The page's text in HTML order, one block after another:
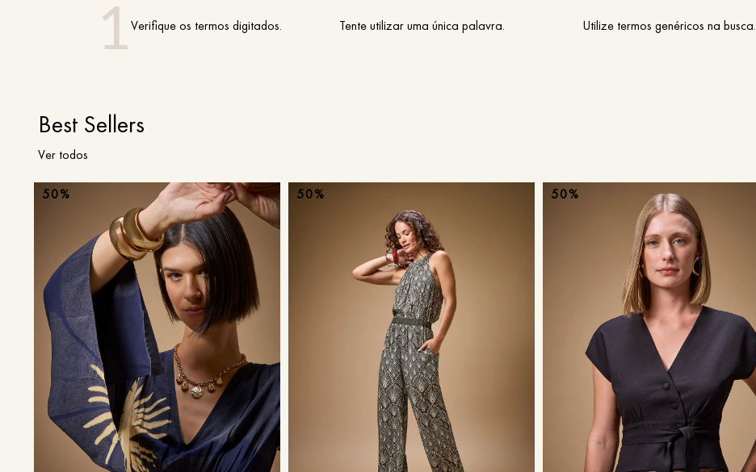
Verifique os termos digitados. Tente utilizar uma única palavra. Utilize termos genéricos na busca.
Best Sellers
Ver todos
50% 50% 50%
6º camisa